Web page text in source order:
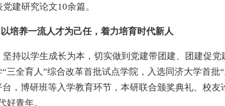
建研究论文10余篇。
培养一流人才为己任，着力培育时代新人
持以学生成长为本，切实做到党建带团建、团建促
全育人”综合改革首批试点学院，入选同济大学首批
，博研班等入学教育环节，本研联合颁奖典礼、校友
好青年。